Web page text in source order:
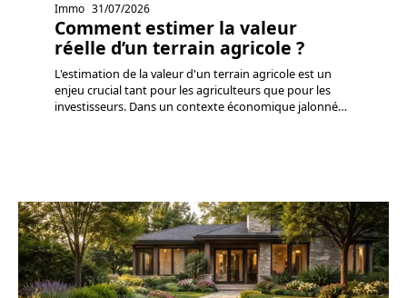
Immo 31/07/2026
Comment estimer la valeur
réelle d’un terrain agricole ?
L'estimation de la valeur d'un terrain agricole est un
enjeu crucial tant pour les agriculteurs que pour les
investisseurs. Dans un contexte économique jalonné…